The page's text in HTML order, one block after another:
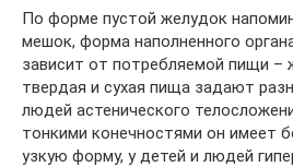
По форме пустой желудок
мешок, форма наполненного
зависит от потребляемой пищи –
твердая и сухая пища задают
людей астенического
тонкими конечностями он имеет
узкую форму, у детей и людей